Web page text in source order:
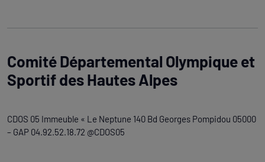
Comité Départemental Olympique et
Sportif des Hautes Alpes
CDOS 05 Immeuble « Le Neptune 140 Bd Georges Pompidou 05000
– GAP 04.92.52.18.72 @CDOS05